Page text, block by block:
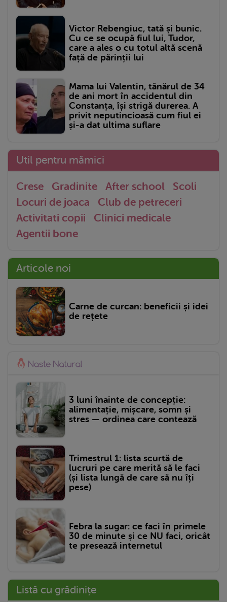
Victor Rebengiuc, tată și bunic.
Cu ce se ocupă fiul lui, Tudor,
care a ales o cu totul altă scenă
față de părinții lui
Mama lui Valentin, tânărul de 34
de ani mort în accidentul din
Constanța, își strigă durerea. A
privit neputincioasă cum fiul ei
și-a dat ultima suflare
Util pentru mămici
Crese Gradinite After school
Scoli
Locuri de joaca
Club de petreceri
Activitati copii
Clinici medicale
Agentii bone
Articole noi
Carne de curcan: beneficii și idei
de rețete
3 luni înainte de concepție:
alimentație, mișcare, somn și
stres — ordinea care contează
Trimestrul 1: lista scurtă de
lucruri pe care merită să le faci
(și lista lungă de care să nu îți
pese)
Febra la sugar: ce faci în primele
30 de minute și ce NU faci, oricât
te presează internetul
Listă cu grădinițe